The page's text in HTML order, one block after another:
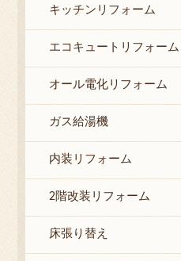
キッチンリフォーム
エコキュートリフォーム
オール電化リフォーム
ガス給湯機
内装リフォーム
2階改装リフォーム
床張り替え